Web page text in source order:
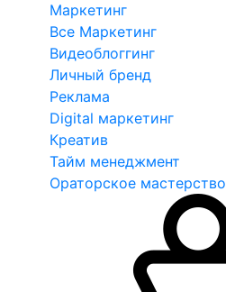
Маркетинг
Все Маркетинг
Видеоблоггинг
Личный бренд
Реклама
Digital маркетинг
Креатив
Тайм менеджмент
Ораторское мастерство